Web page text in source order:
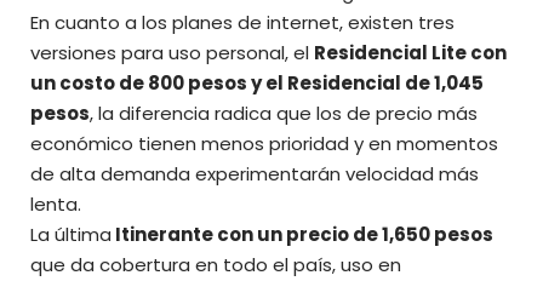
En cuanto a los planes de internet, existen tres
versiones para uso personal, el Residencial Lite con
un costo de 800 pesos y el Residencial de 1,045
pesos, la diferencia radica que los de precio más
económico tienen menos prioridad y en momentos
de alta demanda experimentarán velocidad más
lenta.
La última Itinerante con un precio de 1,650 pesos
que da cobertura en todo el país, uso en